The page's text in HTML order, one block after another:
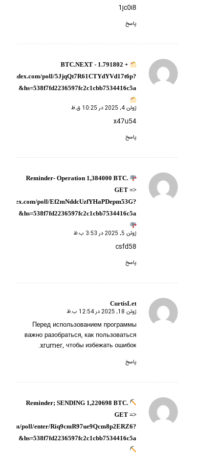
1jc0i8
پاسخ
+ 1.791802 BTC.NEXT -
yandex.com/poll/5JjqQt7R61CTYdYVd17t6p?
hs=538f7fd2236597fc2c1cbb7534416c5a&
گفته:
ژوئن 4, 2025 در 10:25 ق.ظ
x47u54
پاسخ
Reminder- Operation 1,384000 BTC.
GET =>
yandex.com/poll/Ef2mNddcUzfYHaPDepm53G?
hs=538f7fd2236597fc2c1cbb7534416c5a&
گفته:
ژوئن 5, 2025 در 3:53 ب.ظ
csfd58
پاسخ
CurtisLet
گفته:ژوئن 18, 2025 در 12:54 ب.ظ
Перед использованием программы
важно разобраться,как пользоваться
xrumer, чтобы избежать ошибок.
پاسخ
Reminder; SENDING 1,220698 BTC.
GET =>
poll/enter/Riq9cmR97ue9Qcm8p2ERZ6?
hs=538f7fd2236597fc2c1cbb7534416c5a&
گفته: